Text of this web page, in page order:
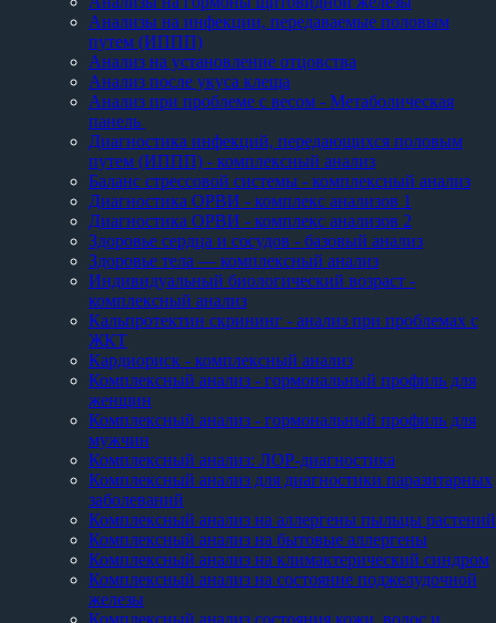
Анализы на инфекции, передаваемые половым
путем (ИППП)
Анализ на установление отцовства
Анализ после укуса клеща
Анализ при проблеме с весом - Метаболическая
панель
Диагностика инфекций, передающихся половым
путем (ИППП) - комплексный анализ
Баланс стрессовой системы - комплексный анализ
Диагностика ОРВИ - комплекс анализов 1
Диагностика ОРВИ - комплекс анализов 2
Здоровье сердца и сосудов - базовый анализ
Здоровье тела — комплексный анализ
Индивидуальный биологический возраст -
комплексный анализ
Кальпротектин скрининг - анализ при проблемах с
ЖКТ
Кардиориск - комплексный анализ
Комплексный анализ - гормональный профиль для
женщин
Комплексный анализ - гормональный профиль для
мужчин
Комплексный анализ: ЛОР-диагностика
Комплексный анализ для диагностики паразитарных
заболеваний
Комплексный анализ на аллергены пыльцы растений
Комплексный анализ на бытовые аллергены
Комплексный анализ на климактерический синдром
Комплексный анализ на состояние поджелудочной
железы
Комплексный анализ состояния кожи, волос и